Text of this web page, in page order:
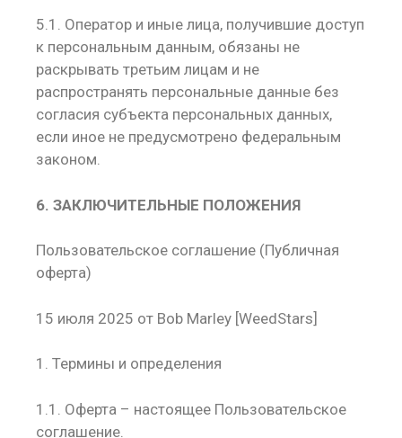
5.1. Оператор и иные лица, получившие доступ
к персональным данным, обязаны не
раскрывать третьим лицам и не
распространять персональные данные без
согласия субъекта персональных данных,
если иное не предусмотрено федеральным
законом.
6. ЗАКЛЮЧИТЕЛЬНЫЕ ПОЛОЖЕНИЯ
Пользовательское соглашение (Публичная
оферта)
15 июля 2025 от Bob Marley [WeedStars]
1. Термины и определения
1.1. Оферта – настоящее Пользовательское
соглашение.